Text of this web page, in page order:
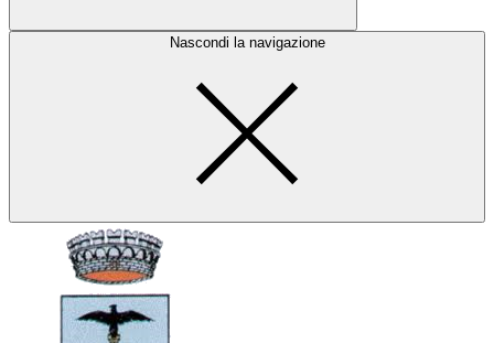
Nascondi la navigazione